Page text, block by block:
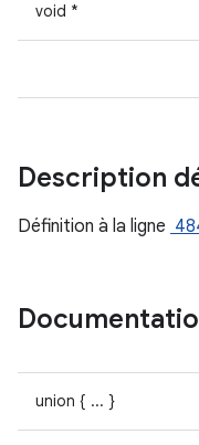
void *
Description
Définition à la ligne
union { ... }